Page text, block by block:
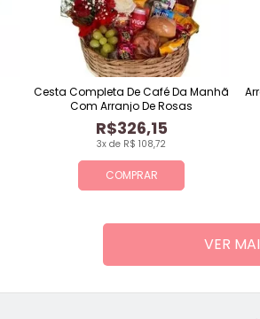
COMPRAR
3x de R$ 108,72
R$326,15
Cesta Completa De Café Da Manhã
Com Arranjo De Rosas
VER